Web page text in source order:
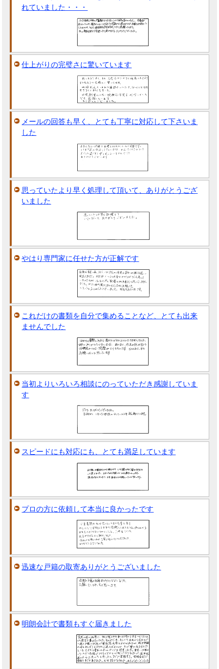
れていました・・・
仕上がりの完璧さに驚いています
メールの回答も早く、とても丁寧に対応して下さいま
した
思っていたより早く処理して頂いて、ありがとうござ
いました
やはり専門家に任せた方が正解です
これだけの書類を自分で集めることなど、とても出来
ませんでした
当初よりいろいろ相談にのっていただき感謝していま
す
スピードにも対応にも、とても満足しています
プロの方に依頼して本当に良かったです
迅速な戸籍の取寄ありがとうございました
明朗会計で書類もすぐ届きました